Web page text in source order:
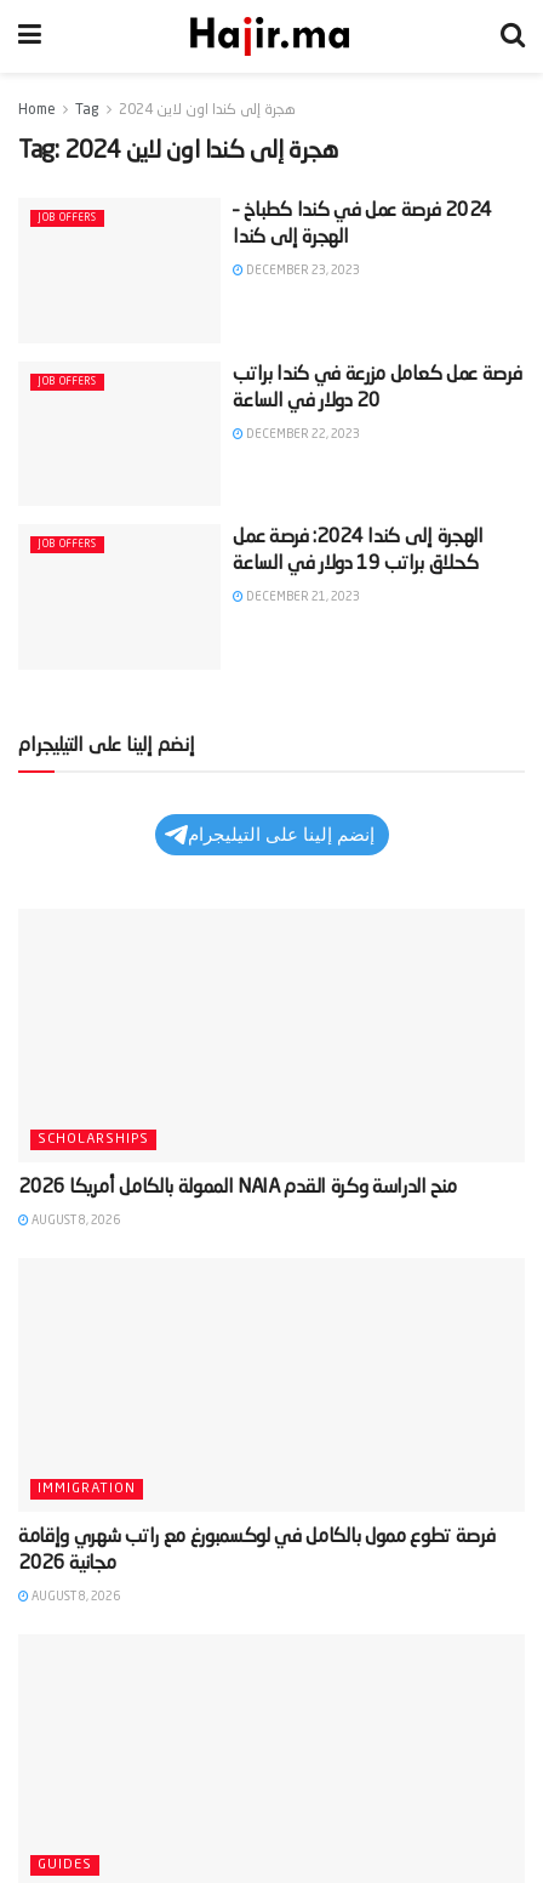
Home Tag هجرة إلى كندا اون لاين 2024
Tag: هجرة إلى كندا اون لاين 2024
JOB OFFERS
‫2024 فرصة عمل في كندا كطباخ –
DECEMBER 23, 2023
JOB OFFERS
‫فرصة عمل كعامل مزرعة في كندا براتب
DECEMBER 22, 2023
JOB OFFERS
‫الهجرة إلى كندا 2024: فرصة عمل
كحلاق براتب 19 دولار في الساعة‬
DECEMBER 21, 2023
إنضم إلينا على التيليجرام
إنضم إلينا على التيليجرام
SCHOLARSHIPS
‫منح الدراسة وكرة القدم NAIA الممولة بالكامل أمريكا 2026‬
AUGUST 8, 2026
IMMIGRATION
‫فرصة تطوع ممول بالكامل في لوكسمبورغ مع راتب شهري وإقامة
مجانية 2026‬
AUGUST 8, 2026
GUIDES